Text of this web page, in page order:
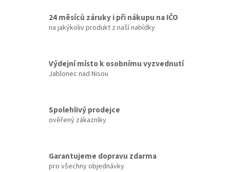
24 měsíců záruky i při nákupu na IČO
na jakýkoliv produkt z naší nabídky
Výdejní místo k osobnímu vyzvednutí
Jablonec nad Nisou
Spolehlivý prodejce
ověřený zákazníky
Garantujeme dopravu zdarma
pro všechny objednávky